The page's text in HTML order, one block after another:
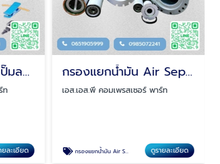
เซ็นเซอร์วัดอุณหภูมิปั๊มลม Sensor
ท
ยละเอียด
กรองแยกน้ำมัน Air Separator
เอส.เอส.พี คอมเพรสเซอร์ พาร์ท
กรองแยกน้ำมัน Air Separator ดูรายละเอียด